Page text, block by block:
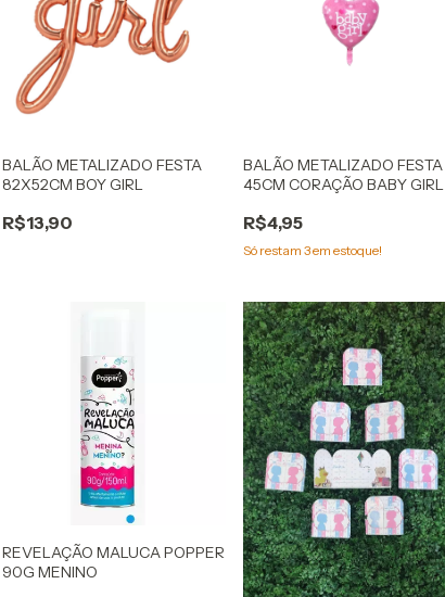
BALÃO METALIZADO FESTA
82X52CM BOY GIRL
R$13,90
BALÃO METALIZADO FESTA
45CM CORAÇÃO BABY GIRL
R$4,95
Só restam3em estoque!
REVELAÇÃO MALUCA POPPER
90G MENINO